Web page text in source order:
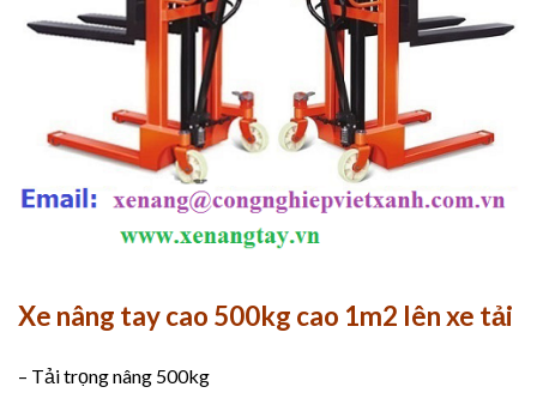
Xe nâng tay cao 500kg cao 1m2 lên xe tải
– Tải trọng nâng 500kg